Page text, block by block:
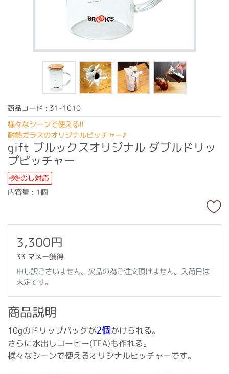
商品コード : 31-1010
様々なシーンで使える!!
耐熱ガラスのオリジナルピッチャー♪
gift ブルックスオリジナル ダブルドリッ
プピッチャー
のし対応
内容量 : 1個
3,300円
33 マメー獲得
申し訳ございません。欠品の為ご注文頂けません。入荷日は
未定です。
商品説明
10gのドリップバッグが2個かけられる。
さらに水出しコーヒー(TEA)も作れる。
様々なシーンで使えるオリジナルピッチャーです。